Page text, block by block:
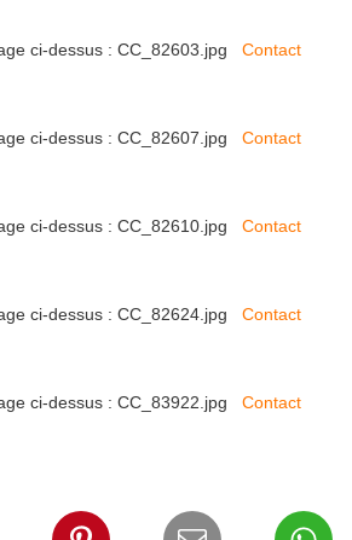
ci-dessus : CC_82603.jpg Contact
ci-dessus : CC_82607.jpg Contact
ci-dessus : CC_82610.jpg Contact
ci-dessus : CC_82624.jpg Contact
ci-dessus : CC_83922.jpg Contact